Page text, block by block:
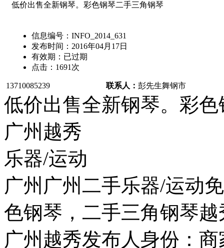
低价出售全新钢琴。彩色钢琴二手三角钢琴
信息编号： INFO_2014_631
发布时间： 2016年04月17日
有效期： 已过期
点击： 1691 次
13710085239 联系人： 彭先生舞钢市
低价出售全新钢琴。彩
广州越秀
乐器/运动
广州广州二手乐器/运动
色钢琴，二手三角钢琴越
广州越秀发布人身份：